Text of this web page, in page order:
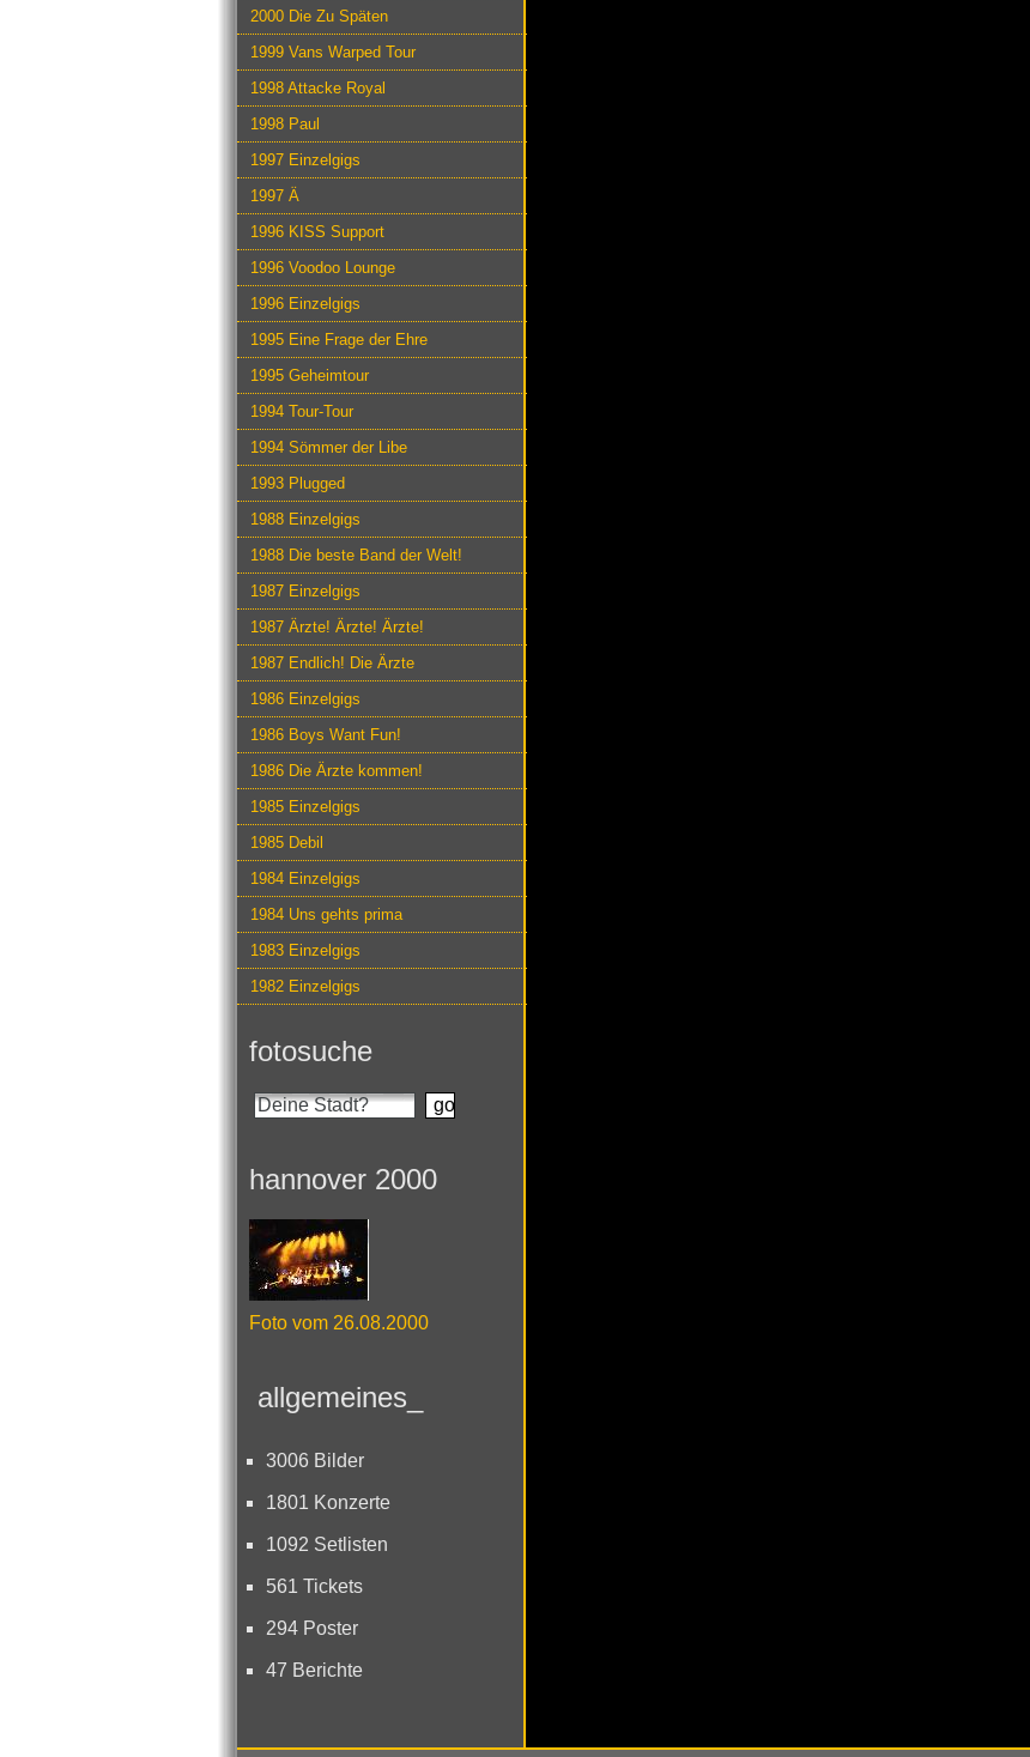
2000 Die Zu Späten
1999 Vans Warped Tour
1998 Attacke Royal
1998 Paul
1997 Einzelgigs
1997 Ä
1996 KISS Support
1996 Voodoo Lounge
1996 Einzelgigs
1995 Eine Frage der Ehre
1995 Geheimtour
1994 Tour-Tour
1994 Sömmer der Libe
1993 Plugged
1988 Einzelgigs
1988 Die beste Band der Welt!
1987 Einzelgigs
1987 Ärzte! Ärzte! Ärzte!
1987 Endlich! Die Ärzte
1986 Einzelgigs
1986 Boys Want Fun!
1986 Die Ärzte kommen!
1985 Einzelgigs
1985 Debil
1984 Einzelgigs
1984 Uns gehts prima
1983 Einzelgigs
1982 Einzelgigs
fotosuche
hannover 2000
Foto vom 26.08.2000
allgemeines_
3006 Bilder
1801 Konzerte
1092 Setlisten
561 Tickets
294 Poster
47 Berichte